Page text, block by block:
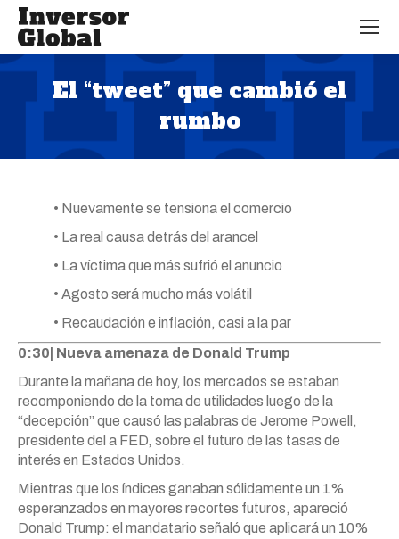
El “tweet” que cambió el
rumbo
Estás aquí:
• Nuevamente se tensiona el comercio
• La real causa detrás del arancel
• La víctima que más sufrió el anuncio
• Agosto será mucho más volátil
• Recaudación e inflación, casi a la par
0:30| Nueva amenaza de Donald Trump
Durante la mañana de hoy, los mercados se estaban
recomponiendo de la toma de utilidades luego de la
“decepción” que causó las palabras de Jerome Powell,
presidente del a FED, sobre el futuro de las tasas de
interés en Estados Unidos.
Mientras que los índices ganaban sólidamente un 1%
esperanzados en mayores recortes futuros, apareció
Donald Trump: el mandatario señaló que aplicará un 10%